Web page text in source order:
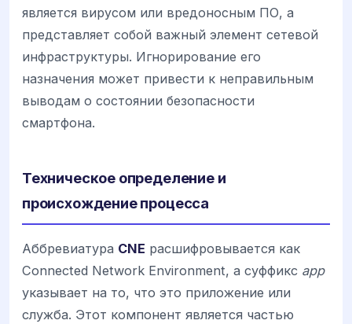
является вирусом или вредоносным ПО, а
представляет собой важный элемент сетевой
инфраструктуры. Игнорирование его
назначения может привести к неправильным
выводам о состоянии безопасности
смартфона.
Техническое определение и
происхождение процесса
Аббревиатура CNE расшифровывается как
Connected Network Environment, а суффикс app
указывает на то, что это приложение или
служба. Этот компонент является частью